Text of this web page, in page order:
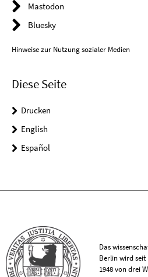
Mastodon
Bluesky
Hinweise zur Nutzung sozialer Medien
Diese Seite
Drucken
English
Español
Das
Berlin wird
1948 von drei